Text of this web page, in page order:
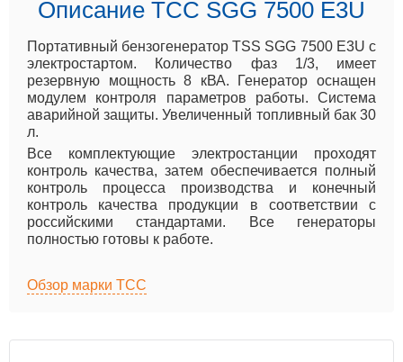
Описание ТСС SGG 7500 Е3U
Портативный бензогенератор TSS SGG 7500 Е3U с
электростартом. Количество фаз 1/3, имеет
резервную мощность 8 кВА. Генератор оснащен
модулем контроля параметров работы. Система
аварийной защиты. Увеличенный топливный бак 30
л.
Все комплектующие электростанции проходят
контроль качества, затем обеспечивается полный
контроль процесса производства и конечный
контроль качества продукции в соответствии с
российскими стандартами. Все генераторы
полностью готовы к работе.
Обзор марки ТСС